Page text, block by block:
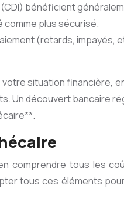
bénéficient
comme plus sécurisé.
(retards, impayés,
situation financière,
Un découvert
comprendre tous les
tous ces éléments